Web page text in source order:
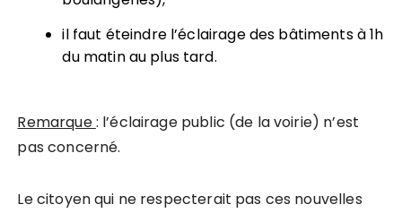
il faut éteindre l’éclairage des bâtiments à 1h
du matin au plus tard.
Remarque: l’éclairage public (de la voirie) n’est
pas concerné.
Le citoyen qui ne respecterait pas ces nouvelles